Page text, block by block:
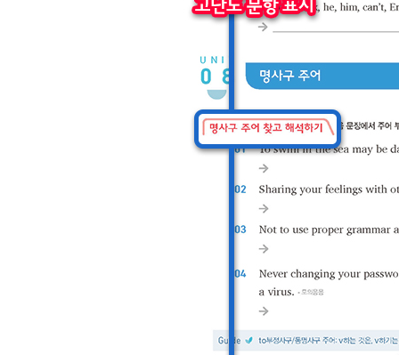
Unit 56 to부정사가 만드는 주요 구문
CHAPTER 10 분사구문
Unit 57 분사구문의 의미
Unit 58 주의해야 할 분사구문의 형태
Unit 59 주의해야 할 분사구문의 의미상의 주어
Unit 57-59 OVERALL TEST
CHAPTER 11 등위절과 병렬구조
Unit 60 등위접속사 and/but/or/for/nor/yet
Unit 62 both A and B 등